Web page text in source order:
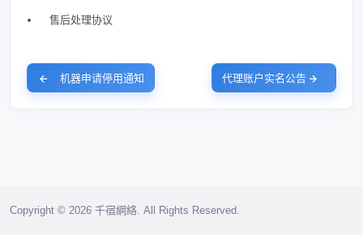
售后处理协议
机器申请停用通知 代理账户实名公告
Copyright © 2026 千宿網絡. All Rights Reserved.